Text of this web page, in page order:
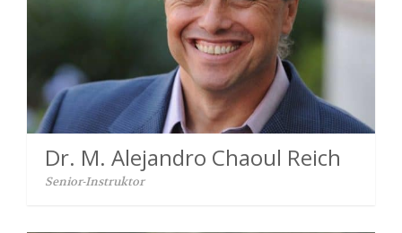
Dr. M. Alejandro Chaoul Reich
Senior-Instruktor